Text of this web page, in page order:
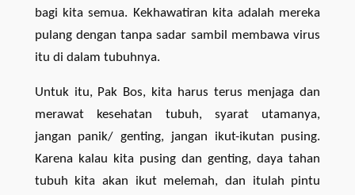
bagi kita semua. Kekhawatiran kita adalah mereka
pulang dengan tanpa sadar sambil membawa virus
itu di dalam tubuhnya.
Untuk itu, Pak Bos, kita harus terus menjaga dan
merawat kesehatan tubuh, syarat utamanya,
jangan panik/ genting, jangan ikut-ikutan pusing.
Karena kalau kita pusing dan genting, daya tahan
tubuh kita akan ikut melemah, dan itulah pintu